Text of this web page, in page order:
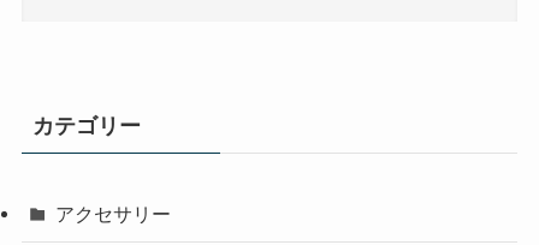
カテゴリー
アクセサリー